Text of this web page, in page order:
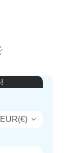
EUR(€)